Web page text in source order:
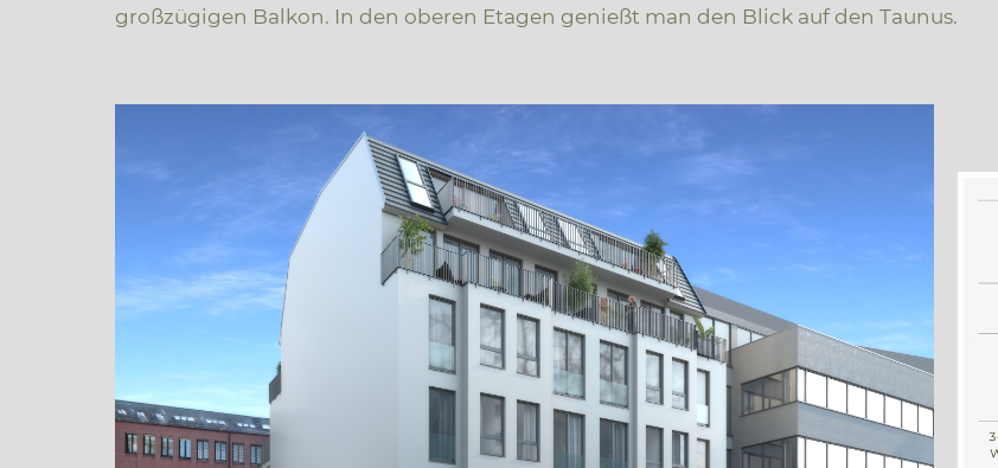
großzügigen Balkon. In den oberen Etagen genießt man den Blick auf den Taunus.